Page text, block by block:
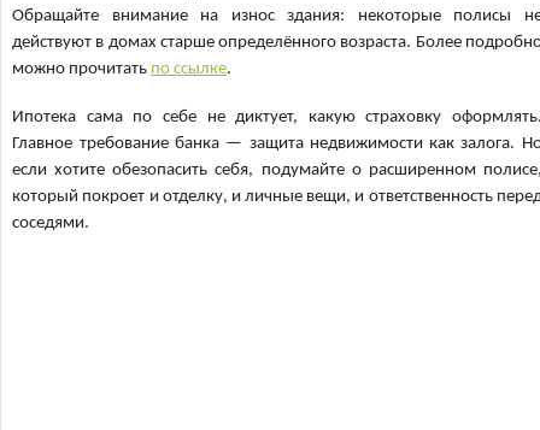
Обращайте внимание на износ здания: некоторые полисы
действуют в домах старше определённого возраста. Более
можно прочитать по ссылке.
Ипотека сама по себе не диктует, какую страховку
Главное требование банка — защита недвижимости как залога.
если хотите обезопасить себя, подумайте о расширенном
который покроет и отделку, и личные вещи, и ответственность
соседями.